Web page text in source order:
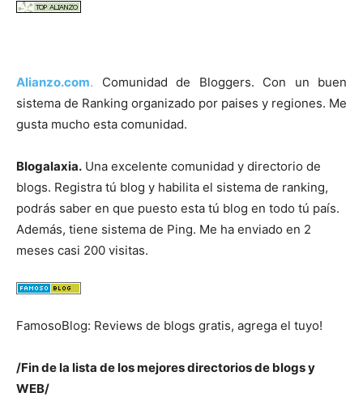
Alianzo.com. Comunidad de Bloggers. Con un buen
sistema de Ranking organizado por paises y regiones. Me
gusta mucho esta comunidad.
Blogalaxia. Una excelente comunidad y directorio de
blogs. Registra tú blog y habilita el sistema de ranking,
podrás saber en que puesto esta tú blog en todo tú país.
Además, tiene sistema de Ping. Me ha enviado en 2
meses casi 200 visitas.
FamosoBlog: Reviews de blogs gratis, agrega el tuyo!
/Fin de la lista de los mejores directorios de blogs y
WEB/